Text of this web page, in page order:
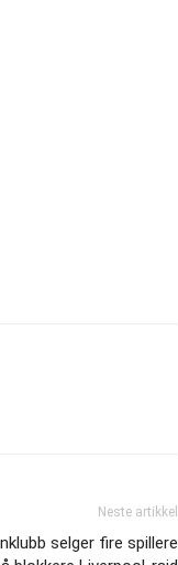
Neste artikkel
selger fire spillere